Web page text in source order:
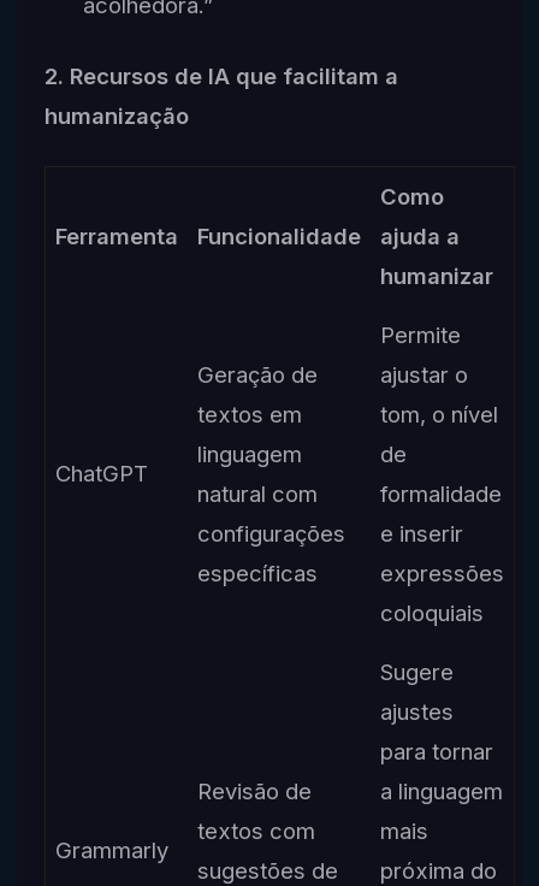
2. Recursos de IA que facilitam a
humanização
Ferramenta Funcionalidade
Como
ajuda a
humanizar
ChatGPT
Geração de
textos em
linguagem
natural com
configurações
específicas
Permite
ajustar o
tom, o nível
de
formalidade
e inserir
expressões
coloquiais
Grammarly
Revisão de
textos com
sugestões de
Sugere
ajustes
para tornar
a linguagem
mais
próxima do